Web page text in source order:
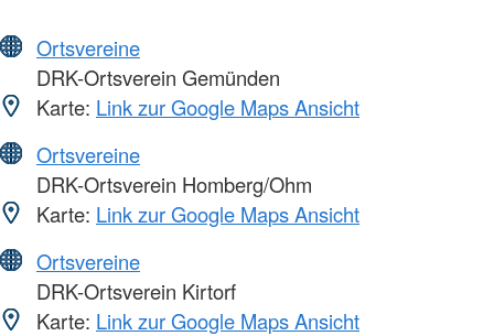
Ortsvereine
DRK-Ortsverein Gemünden
Karte: Link zur Google Maps Ansicht
Ortsvereine
DRK-Ortsverein Homberg/Ohm
Karte: Link zur Google Maps Ansicht
Ortsvereine
DRK-Ortsverein Kirtorf
Karte: Link zur Google Maps Ansicht